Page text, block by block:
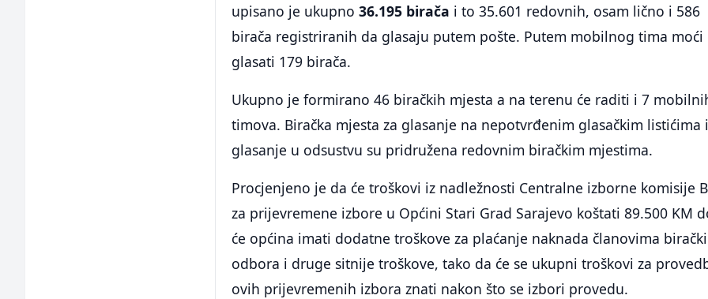
upisano je ukupno36.195 birača i to 35.601 redovnih, osam lično i 586
birača registriranih da glasaju putem pošte. Putem mobilnog tima moći
glasati 179 birača.
Ukupno je formirano 46 biračkih mjesta a na terenu će raditi i 7
timova. Biračka mjesta za glasanje na nepotvrđenim glasačkim listićima
glasanje u odsustvu su pridružena redovnim biračkim mjestima.
Procjenjeno je da će troškovi iz nadležnosti Centralne izborne komisije
za prijevremene izbore u Općini Stari Grad Sarajevo koštati 89.500 KM
će općina imati dodatne troškove za plaćanje naknada članovima
odbora i druge sitnije troškove, tako da će se ukupni troškovi za
ovih prijevremenih izbora znati nakon što se izbori provedu.